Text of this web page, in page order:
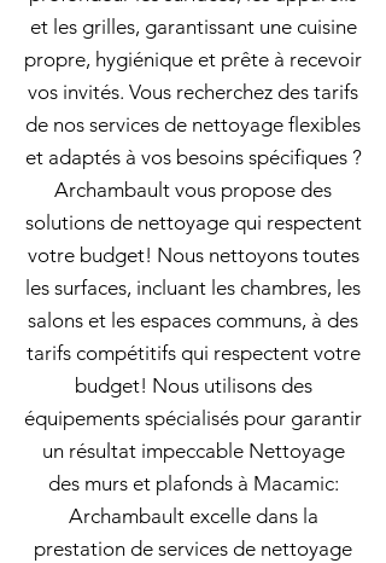
et les grilles, garantissant une cuisine
propre, hygiénique et prête à recevoir
vos invités. Vous recherchez des tarifs
de nos services de nettoyage flexibles
et adaptés à vos besoins spécifiques ?
Archambault vous propose des
solutions de nettoyage qui respectent
votre budget! Nous nettoyons toutes
les surfaces, incluant les chambres, les
salons et les espaces communs, à des
tarifs compétitifs qui respectent votre
budget! Nous utilisons des
équipements spécialisés pour garantir
un résultat impeccable Nettoyage
des murs et plafonds à Macamic:
Archambault excelle dans la
prestation de services de nettoyage